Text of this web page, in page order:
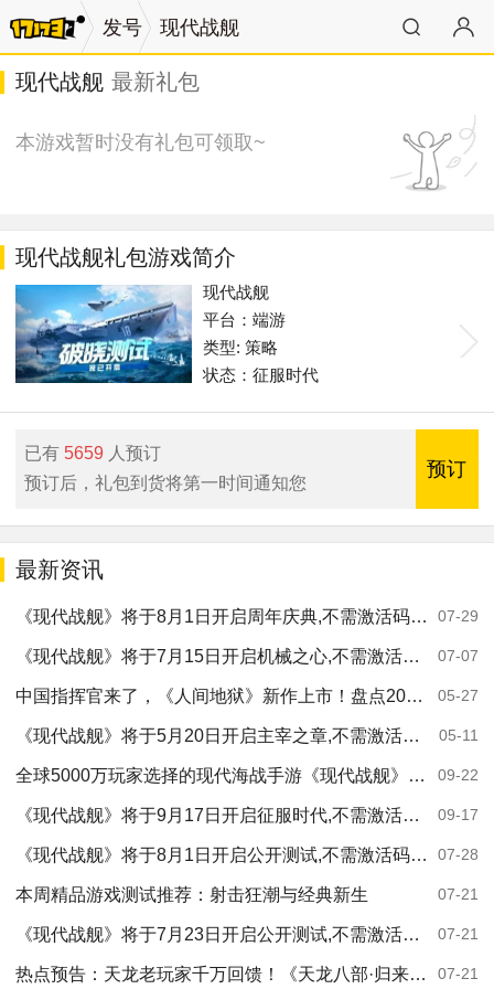
发号 现代战舰
现代战舰 最新礼包
本游戏暂时没有礼包可领取~
现代战舰礼包游戏简介
现代战舰
平台：端游
类型: 策略
状态：征服时代
已有 5659 人预订
预订后，礼包到货将第一时间通知您
预订
最新资讯
《现代战舰》将于8月1日开启周年庆典,不需激活码即可参与！ 07-29
《现代战舰》将于7月15日开启机械之心,不需激活码即可参与！ 07-07
中国指挥官来了，《人间地狱》新作上市！盘点2026年6月外服多人联机游戏 05-27
《现代战舰》将于5月20日开启主宰之章,不需激活码即可参与！ 05-11
全球5000万玩家选择的现代海战手游《现代战舰》鸿蒙版正式上线 09-22
《现代战舰》将于9月17日开启征服时代,不需激活码即可参与！ 09-17
《现代战舰》将于8月1日开启公开测试,不需激活码即可参与！ 07-28
本周精品游戏测试推荐：射击狂潮与经典新生 07-21
《现代战舰》将于7月23日开启公开测试,不需激活码即可参与！ 07-21
热点预告：天龙老玩家千万回馈！《天龙八部·归来》7月25日公测；国产又一“大学生”亮剑！ 07-21